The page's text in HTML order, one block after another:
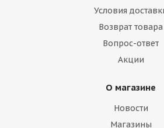
Условия
Возврат товара
Вопрос-ответ
Акции
О магазине
Новости
Магазины